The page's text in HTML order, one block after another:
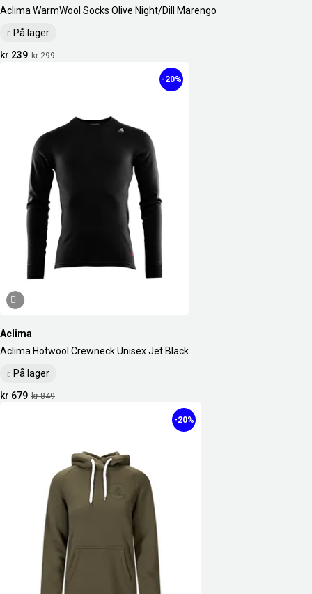
Aclima WarmWool Socks Olive Night/Dill Marengo
På lager
kr 299
kr 239
Aclima
Aclima Hotwool Crewneck Unisex Jet Black
På lager
-20%
kr 849
kr 679
-20%